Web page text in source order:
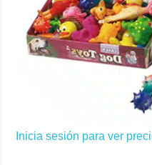
Inicia sesión para ver